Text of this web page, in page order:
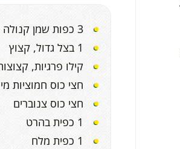
3 כפות שמן קנולה
1 בצל גדול, קצוץ
קילו פרגיות,
חצי כוס חמוציות
חצי כוס צנוברים
1 כפית בהרט
1 כפית מלח